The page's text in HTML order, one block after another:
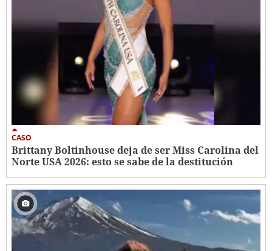
CASO
Brittany Boltinhouse deja de ser Miss Carolina del
Norte USA 2026: esto se sabe de la destitución